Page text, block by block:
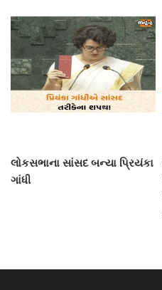
લોકસભાના સાંસદ બન્યા પ્રિયંકા
ગાંધી